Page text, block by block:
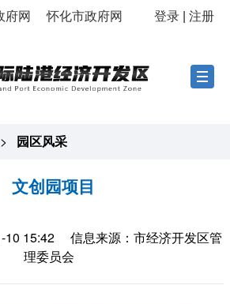
府网 怀化市政府网 登录 | 注册
> 园区风采
文创园项目
10 15:42
信息来源：市经济开发区管
理委员会